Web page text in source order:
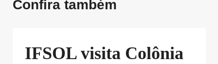
Confira também
IFSOL visita Colônia